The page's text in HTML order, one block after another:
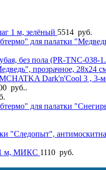
1 м, зелёный 5514 руб.
для палатки
без пола (PR-TNC-038-
прозрачное, 28х24
Dark'n'Cool 3 , 3-
руб..
для палатки
"Следопыт",
1 м, МИКС 1110 руб.